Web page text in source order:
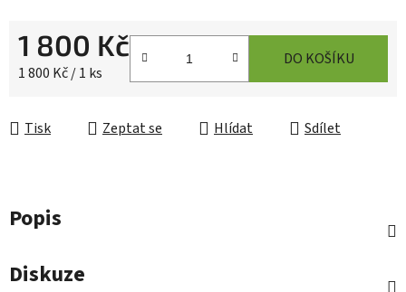
1 800 Kč
Měrná cena:
1 800 Kč / 1 ks
DO KOŠÍKU
Tisk Zeptat se Hlídat Sdílet
Popis
Diskuze